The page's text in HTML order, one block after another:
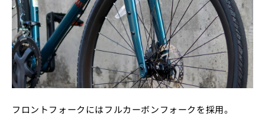
フロントフォークにはフルカーボンフォークを採用。